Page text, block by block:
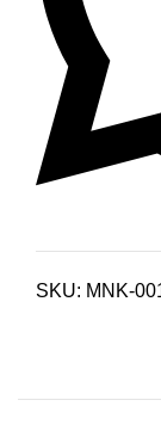
SKU: MNK-